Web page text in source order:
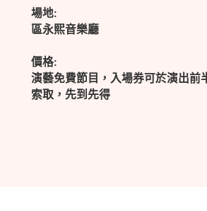
場地:
區永熙音樂廳
價格:
演藝免費節目，入場券可於演出前
索取，先到先得